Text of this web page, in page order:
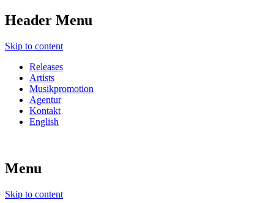
Header Menu
Skip to content
Releases
Artists
Musikpromotion
Agentur
Kontakt
English
Menu
Skip to content